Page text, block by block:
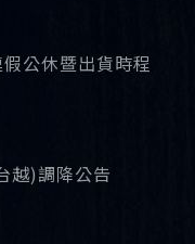
公休暨出貨時程
越)調降公告